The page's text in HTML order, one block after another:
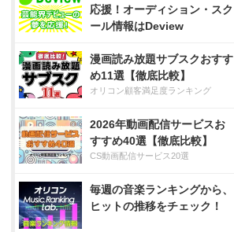
応援！オーディション・スク
ール情報はDeview
漫画読み放題サブスクおすす
め11選【徹底比較】
オリコン顧客満足度ランキング
2026年動画配信サービスお
すすめ40選【徹底比較】
CS動画配信サービス20選
毎週の音楽ランキングから、
ヒットの推移をチェック！